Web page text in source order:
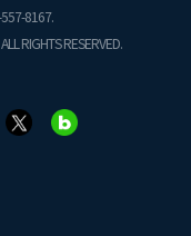
8167.
RIGHTS RESERVED.